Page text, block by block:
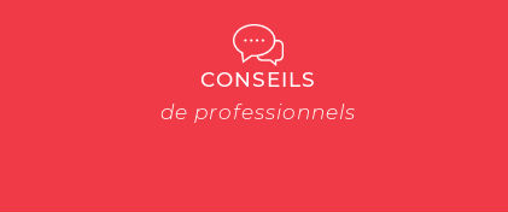
CONSEILS
de professionnels